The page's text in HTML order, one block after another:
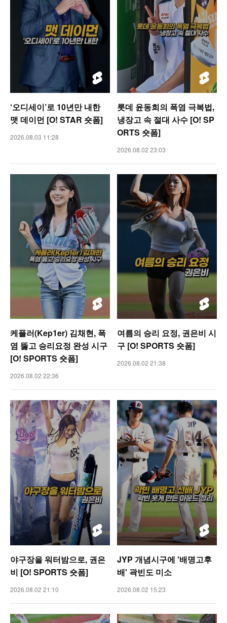
‘오디세이’로 10년만 내한
맷 데이먼 [O! STAR 숏폼]
2026.08.03 11:28
롯데 윤동희의 폭염 극복법,
냉장고 속 절대 사수 [O! SP
ORTS 숏폼]
2026.08.02 23:03
케플러(Kep1er) 김채현, 폭
염 뚫고 승리요정 완성 시구
[O! SPORTS 숏폼]
2026.08.02 22:36
여름의 승리 요정, 권은비 시
구 [O! SPORTS 숏폼]
2026.08.02 21:38
야구장을 워터밤으로, 권은
비 [O! SPORTS 숏폼]
2026.08.02 21:10
JYP 개념시구에 '배명고후
배' 곽빈도 미소
2026.08.02 15:23